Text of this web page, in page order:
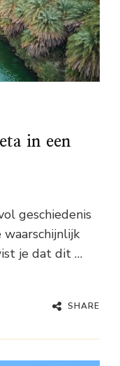
in een
geschiedenis
je dat dit …
SHARE